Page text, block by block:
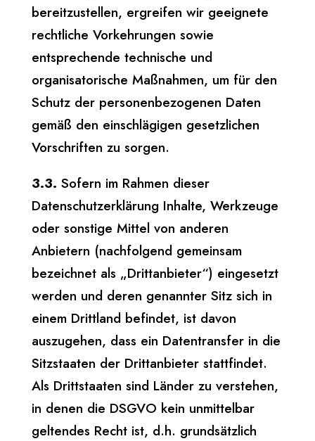
bereitzustellen, ergreifen wir geeignete
rechtliche Vorkehrungen sowie
entsprechende technische und
organisatorische Maßnahmen, um für den
Schutz der personenbezogenen Daten
gemäß den einschlägigen gesetzlichen
Vorschriften zu sorgen.
3.3. Sofern im Rahmen dieser
Datenschutzerklärung Inhalte, Werkzeuge
oder sonstige Mittel von anderen
Anbietern (nachfolgend gemeinsam
bezeichnet als „Drittanbieter“) eingesetzt
werden und deren genannter Sitz sich in
einem Drittland befindet, ist davon
auszugehen, dass ein Datentransfer in die
Sitzstaaten der Drittanbieter stattfindet.
Als Drittstaaten sind Länder zu verstehen,
in denen die DSGVO kein unmittelbar
geltendes Recht ist, d.h. grundsätzlich